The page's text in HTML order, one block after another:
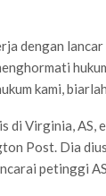
dengan
kami,
Virginia, AS,
Post. Dia
petinggi